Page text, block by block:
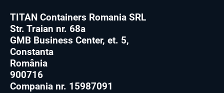
TITAN Containers Romania SRL
Str. Traian nr. 68a
GMB Business Center, et. 5,
Constanta
România
900716
Compania nr. 15987091